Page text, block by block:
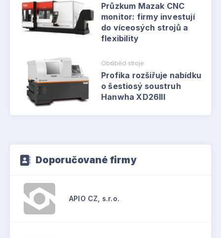
Průzkum Mazak CNC
monitor: firmy investují
do víceosých strojů a
flexibility
Obráběcí stroje
Profika rozšiřuje nabídku
o šestiosý soustruh
Hanwha XD26III
Doporučované firmy
APIO CZ, s.r.o.